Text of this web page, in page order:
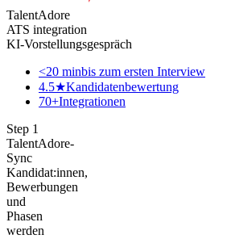
TalentAdore
ATS integration
KI-Vorstellungsgespräch
<20 minbis zum ersten Interview
4.5★Kandidatenbewertung
70+Integrationen
Step 1
TalentAdore-
Sync
Kandidat:innen,
Bewerbungen
und
Phasen
werden